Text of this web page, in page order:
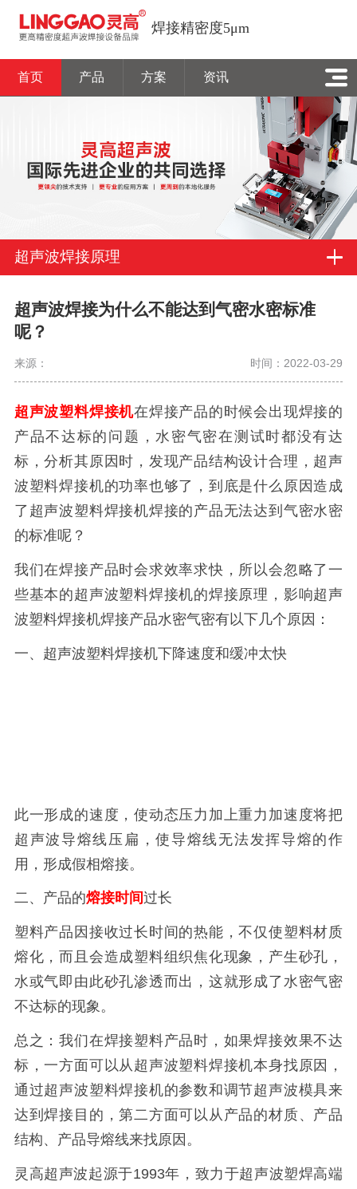
焊接精密度5μm
首页 产品 方案 资讯
超声波焊接原理
超声波焊接为什么不能达到气密水密标准
呢？
来源： 时间：2022-03-29
超声波塑料焊接机在焊接产品的时候会出现焊接的
产品不达标的问题，水密气密在测试时都没有达
标，分析其原因时，发现产品结构设计合理，超声
波塑料焊接机的功率也够了，到底是什么原因造成
了超声波塑料焊接机焊接的产品无法达到气密水密
的标准呢？
我们在焊接产品时会求效率求快，所以会忽略了一
些基本的超声波塑料焊接机的焊接原理，影响超声
波塑料焊接机焊接产品水密气密有以下几个原因：
一、超声波塑料焊接机下降速度和缓冲太快
此一形成的速度，使动态压力加上重力加速度将把
超声波导熔线压扁，使导熔线无法发挥导熔的作
用，形成假相熔接。
二、产品的熔接时间过长
塑料产品因接收过长时间的热能，不仅使塑料材质
熔化，而且会造成塑料组织焦化现象，产生砂孔，
水或气即由此砂孔渗透而出，这就形成了水密气密
不达标的现象。
总之：我们在焊接塑料产品时，如果焊接效果不达
标，一方面可以从超声波塑料焊接机本身找原因，
通过超声波塑料焊接机的参数和调节超声波模具来
达到焊接目的，第二方面可以从产品的材质、产品
结构、产品导熔线来找原因。
灵高超声波起源于1993年，致力于超声波塑焊高端